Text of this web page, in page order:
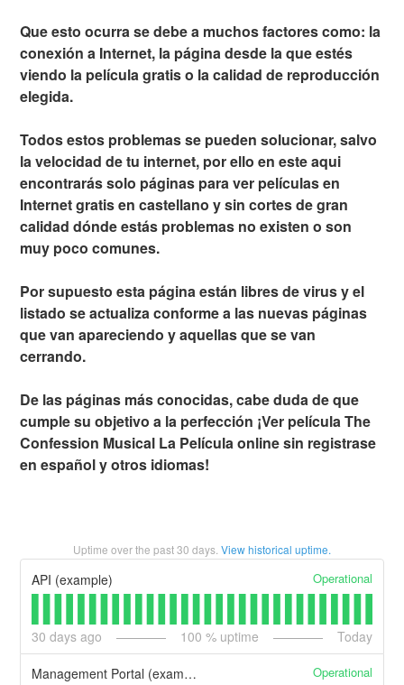
Que esto ocurra se debe a muchos factores como: la
conexión a Internet, la página desde la que estés
viendo la película gratis o la calidad de reproducción
elegida.
Todos estos problemas se pueden solucionar, salvo
la velocidad de tu internet, por ello en este aqui
encontrarás solo páginas para ver películas en
Internet gratis en castellano y sin cortes de gran
calidad dónde estás problemas no existen o son
muy poco comunes.
Por supuesto esta página están libres de virus y el
listado se actualiza conforme a las nuevas páginas
que van apareciendo y aquellas que se van
cerrando.
De las páginas más conocidas, cabe duda de que
cumple su objetivo a la perfección ¡Ver película The
Confession Musical La Película online sin registrase
en español y otros idiomas!
Uptime over the past30 days. View historical uptime.
API (example) Operational
30 days ago 100 % uptime Today
Management Portal (example) Operational